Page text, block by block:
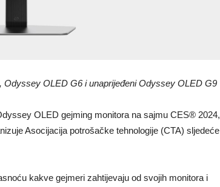
OLED G6 i unaprijeđeni Odyssey OLED G9
OLED gejming monitora na sajmu CES® 2024,
Asocijacija potrošačke tehnologije (CTA) sljedeće
kakve gejmeri zahtijevaju od svojih monitora i